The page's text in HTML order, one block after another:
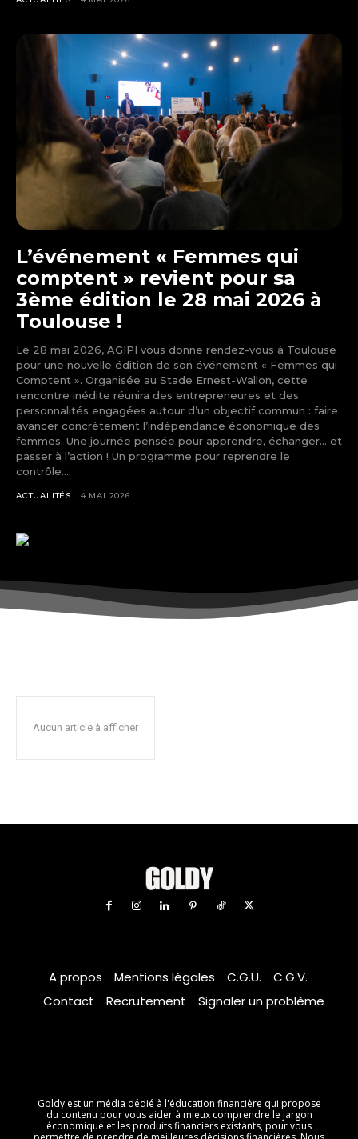
L’événement « Femmes qui
comptent » revient pour sa
3ème édition le 28 mai 2026 à
Toulouse !
Le 28 mai 2026, AGIPI vous donne rendez-vous à Toulouse
pour une nouvelle édition de son événement « Femmes qui
Comptent ». Organisée au Stade Ernest-Wallon, cette
rencontre inédite réunira des entrepreneures et des
personnalités engagées autour d’un objectif commun : faire
avancer concrètement l’indépendance économique des
femmes. Une journée pensée pour apprendre, échanger… et
passer à l’action ! Un programme pour reprendre le
contrôle...
ACTUALITÉS 4 MAI 2026
Aucun article à afficher
A propos Mentions légales C.G.U.
C.G.V.
Contact
Recrutement Signaler un problème
Goldy est un média dédié à l'éducation financière qui propose
du contenu pour vous aider à mieux comprendre le jargon
économique et les produits financiers existants, pour vous